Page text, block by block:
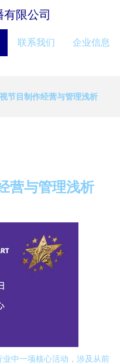
限公司
联系我们 企业信息
节目制作经营与管理浅析
营与管理浅析
中一项核心活动，涉及从前